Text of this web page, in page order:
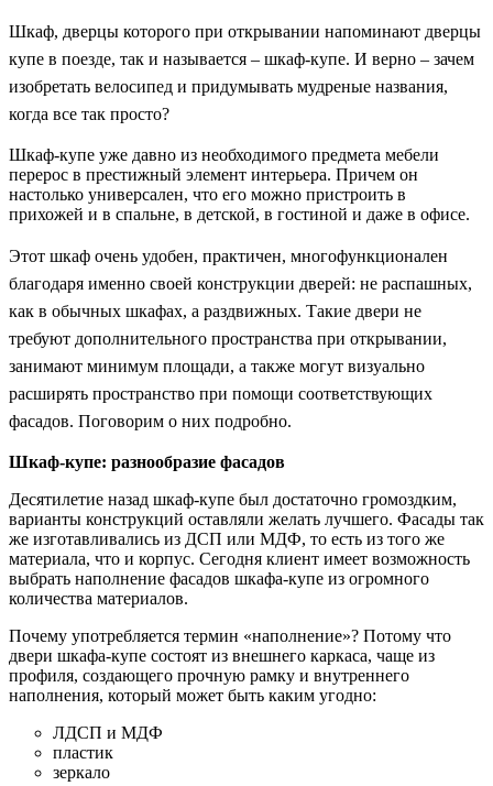
Шкаф, дверцы которого при открывании напоминают дверцы
купе в поезде, так и называется – шкаф-купе. И верно – зачем
изобретать велосипед и придумывать мудреные названия,
когда все так просто?
Шкаф-купе уже давно из необходимого предмета мебели
перерос в престижный элемент интерьера. Причем он
настолько универсален, что его можно пристроить в
прихожей и в спальне, в детской, в гостиной и даже в офисе.
Этот шкаф очень удобен, практичен, многофункционален
благодаря именно своей конструкции дверей: не распашных,
как в обычных шкафах, а раздвижных. Такие двери не
требуют дополнительного пространства при открывании,
занимают минимум площади, а также могут визуально
расширять пространство при помощи соответствующих
фасадов. Поговорим о них подробно.
Шкаф-купе: разнообразие фасадов
Десятилетие назад шкаф-купе был достаточно громоздким,
варианты конструкций оставляли желать лучшего. Фасады так
же изготавливались из ДСП или МДФ, то есть из того же
материала, что и корпус. Сегодня клиент имеет возможность
выбрать наполнение фасадов шкафа-купе из огромного
количества материалов.
Почему употребляется термин «наполнение»? Потому что
двери шкафа-купе состоят из внешнего каркаса, чаще из
профиля, создающего прочную рамку и внутреннего
наполнения, который может быть каким угодно:
ЛДСП и МДФ
пластик
зеркало